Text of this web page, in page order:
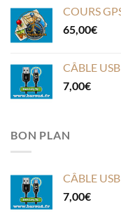
COURS
65,00€
CÂBLE
7,00€
BON PLAN
CÂBLE
7,00€